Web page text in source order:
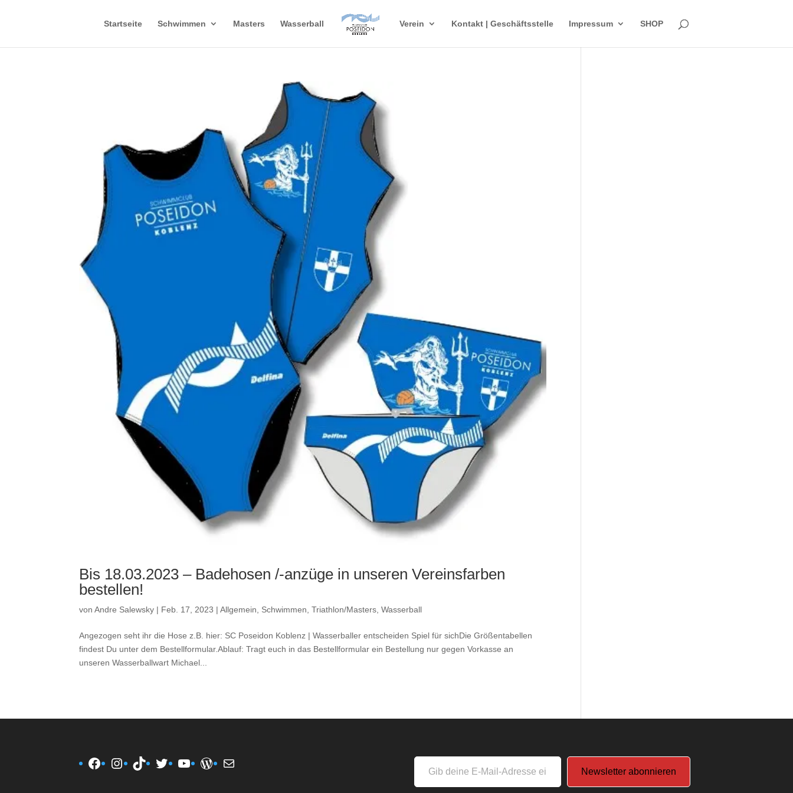
Startseite Schwimmen Masters Wasserball Verein Kontakt | Geschäftsstelle Impressum SHOP
Bis 18.03.2023 – Badehosen /-anzüge in unseren Vereinsfarben
bestellen!
vonAndre Salewsky | Feb. 17, 2023 |Allgemein Schwimmen ,Triathlon/Masters ,Wasserball
Angezogen seht ihr die Hose z.B. hier: SC Poseidon Koblenz | Wasserballer entscheiden Spiel für sichDie Größentabellen
findest Du unter dem Bestellformular.Ablauf: Tragt euch in das Bestellformular ein Bestellung nur gegen Vorkasse an
unseren Wasserballwart Michael...
Facebook
Instagram
TikTokTwitterYouTube
WordPress
E-Mail
deine
E-
Newsletter abonnieren